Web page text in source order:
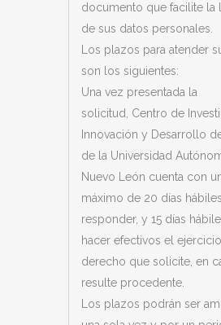
documento que facilite la
de sus datos personales.
Los plazos para atender
son los siguientes:
Una vez presentada la
solicitud, Centro de
Innovación y Desarrollo
de la Universidad
Nuevo León cuenta con
máximo de 20 días
responder, y 15 días
hacer efectivos el
derecho que solicite, en
resulte procedente.
Los plazos podrán ser